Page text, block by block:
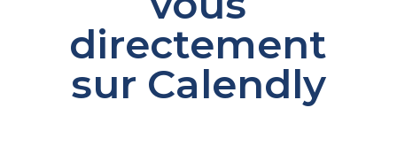
directement
sur Calendly